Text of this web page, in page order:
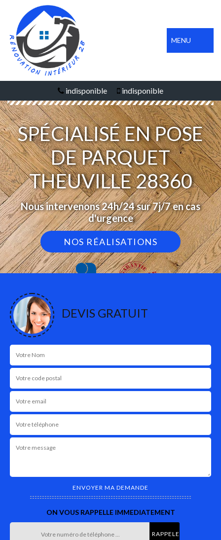
MENU
indisponible indisponible
SPÉCIALISÉ EN POSE
DE PARQUET
THEUVILLE 28360
Nous intervenons 24h/24 sur 7j/7 en cas
d'urgence
NOS RÉALISATIONS
DEVIS GRATUIT
ON VOUS RAPPELLE IMMEDIATEMENT